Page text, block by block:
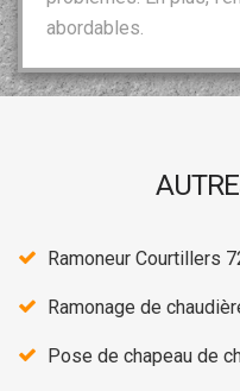
abordables.
Ramoneur Courtillers
Ramonage de
Pose de chapeau de